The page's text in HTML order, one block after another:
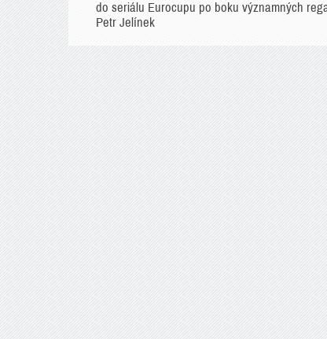
do seriálu Eurocupu po boku významných
Petr Jelínek